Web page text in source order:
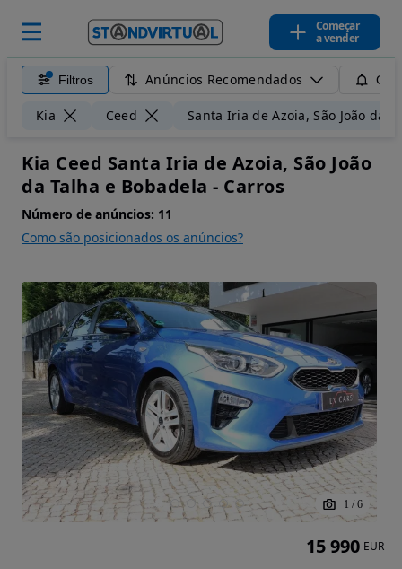
Começar
a vender
Filtros Anúncios Recomendados
Kia Ceed Santa Iria de Azoia, São João da
Kia Ceed Santa Iria de Azoia, São João
da Talha e Bobadela - Carros
Número de anúncios: 11
Como são posicionados os anúncios?
1 / 6
15 990 EUR